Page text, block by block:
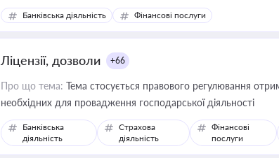
Банківська діяльність Фінансові послуги
Ліцензії, дозволи +66
Про що тема: Тема стосується правового регулювання
необхідних для провадження господарської діяльності
Банківська
діяльність
Страхова
діяльність
Фінансові
послуги